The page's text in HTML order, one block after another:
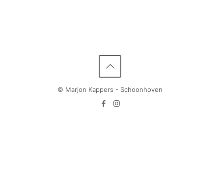
© Marjon Kappers - Schoonhoven